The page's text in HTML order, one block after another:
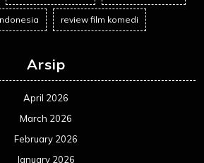
review film komedi
Arsip
April 2026
March 2026
February 2026
January 2026